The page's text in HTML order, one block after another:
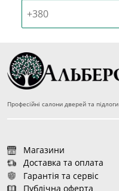
Професійні салони дверей та підлоги
Магазини
Доставка та оплата
Гарантія та сервіс
Публічна оферта